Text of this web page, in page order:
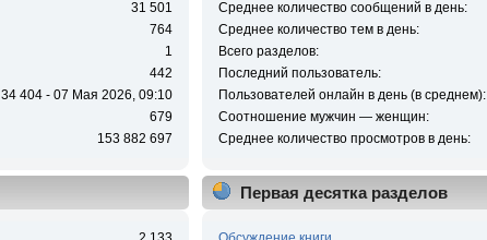
31 501
764
1
442
34 404 - 07 Мая 2026, 09:10
679
153 882 697
Среднее количество сообщений в день:
Среднее количество тем в день:
Всего разделов:
Последний пользователь:
Пользователей онлайн в день (в среднем):
Соотношение мужчин — женщин:
Среднее количество просмотров в день:
Первая десятка разделов